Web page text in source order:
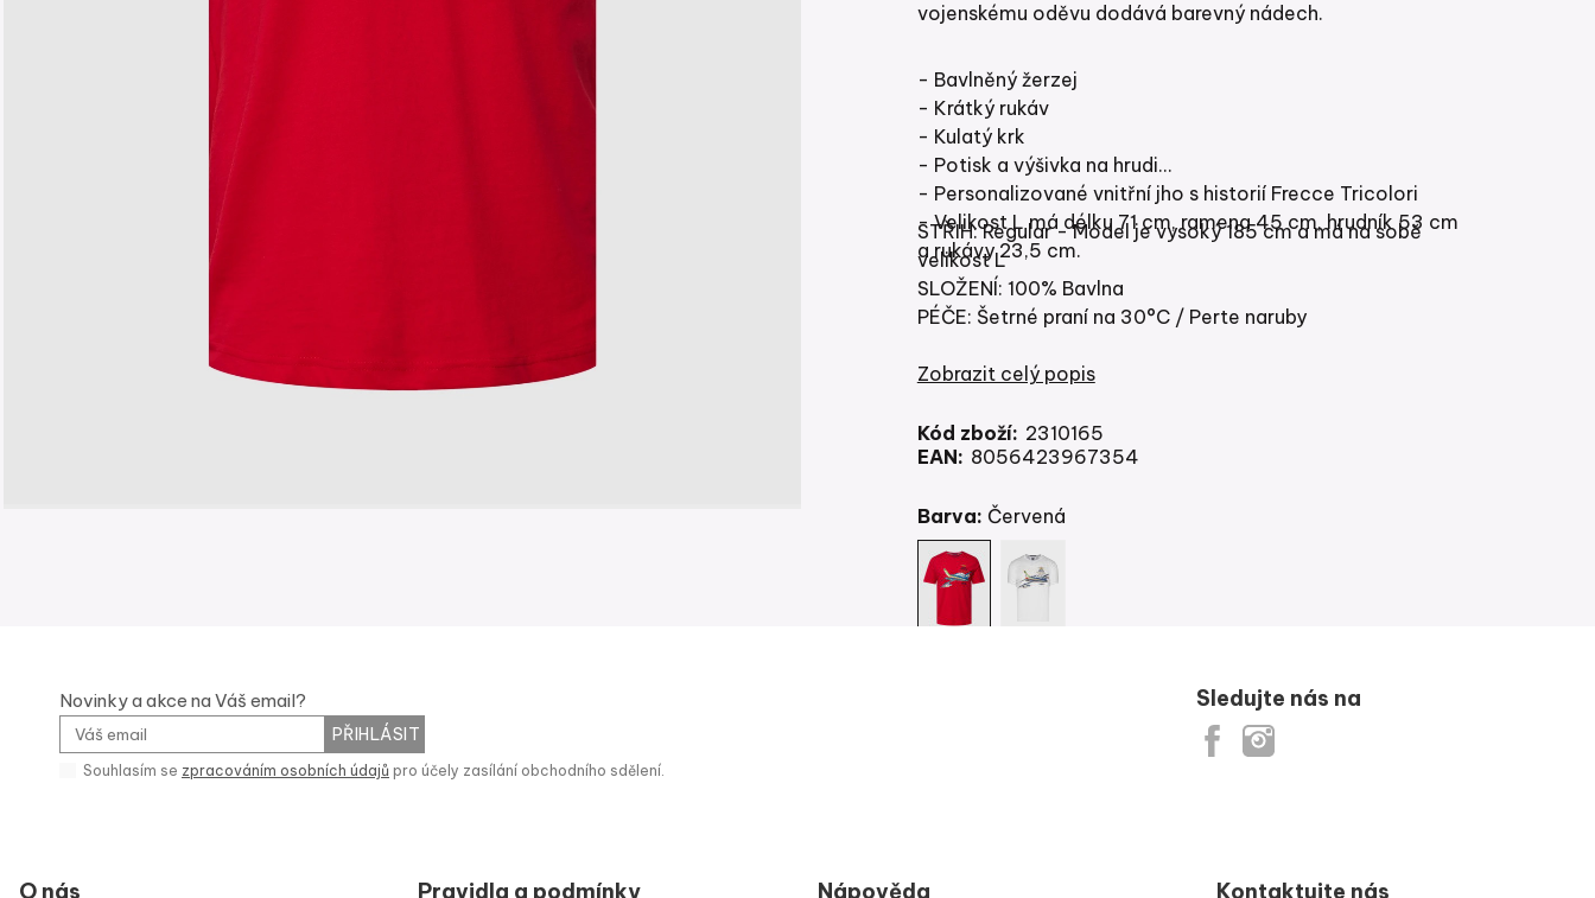
vojenskému oděvu dodává barevný nádech.
- Bavlněný žerzej
- Krátký rukáv
- Kulatý krk
- Potisk a výšivka na hrudi
- Personalizované vnitřní jho s historií Frecce Tricolori
- Velikost L má délku 71 cm, ramena 45 cm, hrudník 53 cm
a rukávy 23,5 cm.
STŘIH: Regular - Model je vysoký 185 cm a má na sobě
velikost L
SLOŽENÍ: 100% Bavlna
PÉČE: Šetrné praní na 30°C / Perte naruby
Zobrazit celý popis
Kód zboží: 2310165
EAN: 8056423967354
Barva: červená
Novinky a akce na Váš email?
Souhlasím se zpracováním osobních údajů pro účely zasílání obchodního sdělení.
Sledujte nás na
O nás Pravidla a podmínky Nápověda Kontaktujte nás